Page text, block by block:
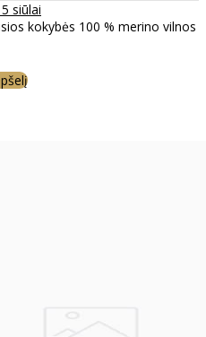
siūlai
kokybės 100 % merino vilnos